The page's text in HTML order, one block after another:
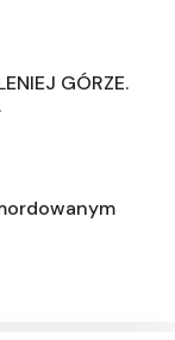
GÓRZE.